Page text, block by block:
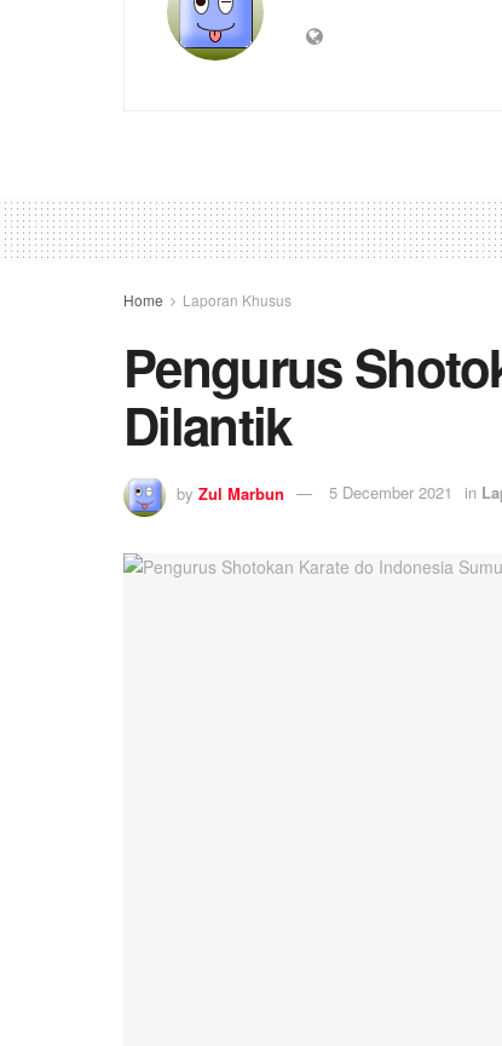
Home Laporan Khusus
Pengurus
Dilantik
by Zul Marbun 5 December 2021 in